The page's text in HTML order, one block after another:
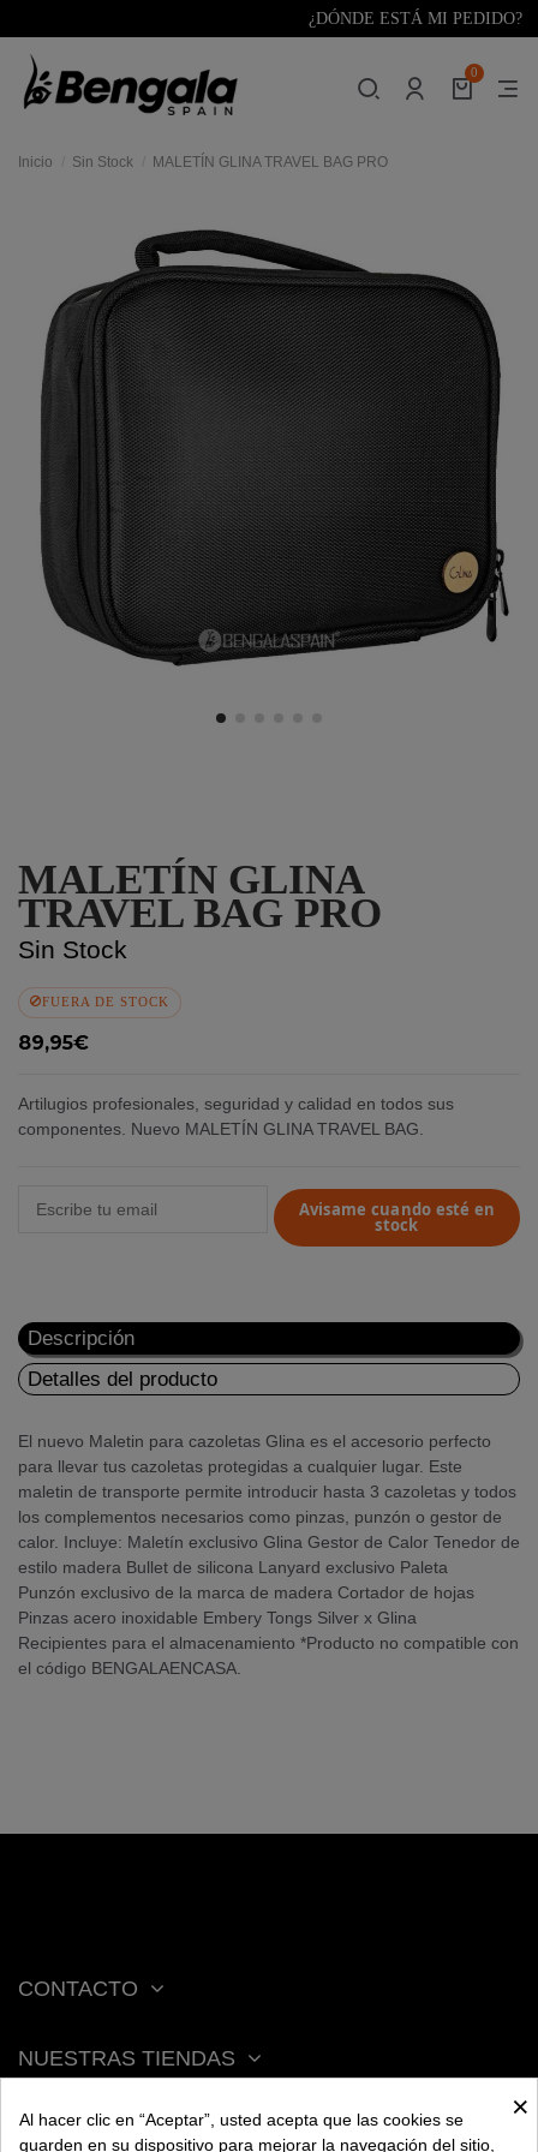
¿DÓNDE ESTÁ MI PEDIDO?
0
Inicio Sin Stock MALETÍN GLINA TRAVEL BAG PRO
MALETÍN GLINA
TRAVEL BAG PRO
Sin Stock
FUERA DE STOCK
89,95€
Artilugios profesionales, seguridad y calidad en todos sus
componentes. Nuevo MALETÍN GLINA TRAVEL BAG.
Avisame cuando esté en
stock
Descripción
Detalles del producto
El nuevo Maletin para cazoletas Glina es el accesorio perfecto
para llevar tus cazoletas protegidas a cualquier lugar. Este
maletin de transporte permite introducir hasta 3 cazoletas y todos
los complementos necesarios como pinzas, punzón o gestor de
calor. Incluye: Maletín exclusivo Glina Gestor de Calor Tenedor de
estilo madera Bullet de silicona Lanyard exclusivo Paleta
Punzón exclusivo de la marca de madera Cortador de hojas
Pinzas acero inoxidable Embery Tongs Silver x Glina
Recipientes para el almacenamiento *Producto no compatible con
el código BENGALAENCASA.
CONTACTO
NUESTRAS TIENDAS
ACERCA DE BENGALA
×
Al hacer clic en “Aceptar”, usted acepta que las cookies se
guarden en su dispositivo para mejorar la navegación del sitio,